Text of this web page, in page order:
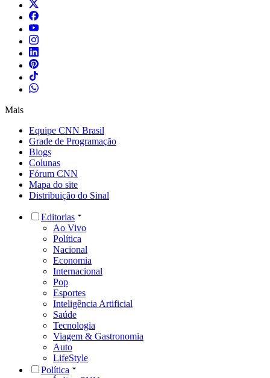
Mais
Equipe CNN Brasil
Grade de Programação
Blogs
Colunas
Fórum CNN
Mapa do site
Distribuição do Sinal
Editorias
Ao Vivo
Política
Nacional
Economia
Internacional
Pop
Esportes
Inteligência Artificial
Saúde
Tecnologia
Viagem & Gastronomia
Auto
LifeStyle
Política